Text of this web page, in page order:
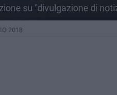
su "divulgazione di
2018